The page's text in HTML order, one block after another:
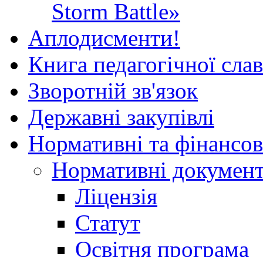
Storm Battle»
Аплодисменти!
Книга педагогічної
Зворотній зв'язок
Державні закупівлі
Нормативні та
Нормативні
Ліцензія
Статут
Освітня програма